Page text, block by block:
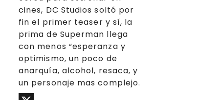
cines, DC Studios soltó por
fin el primer teaser y sí, la
prima de Superman llega
con menos “esperanza y
optimismo, un poco de
anarquía, alcohol, resaca, y
un personaje mas complejo.